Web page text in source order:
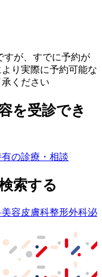
が、すでに予約が
り実際に予約可能な
ください
を受診でき
の診療・相談
索する
美容皮膚科整形外科泌